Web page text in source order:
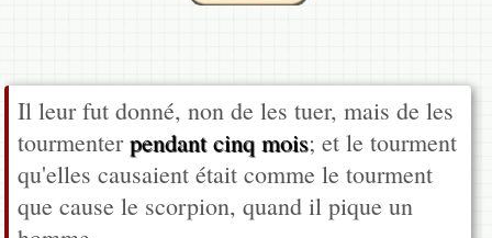
Il leur fut donné, non de les tuer, mais de les
tourmenterpendant cinq mois; et le tourment
qu'elles causaient était comme le tourment
que cause le scorpion, quand il pique un